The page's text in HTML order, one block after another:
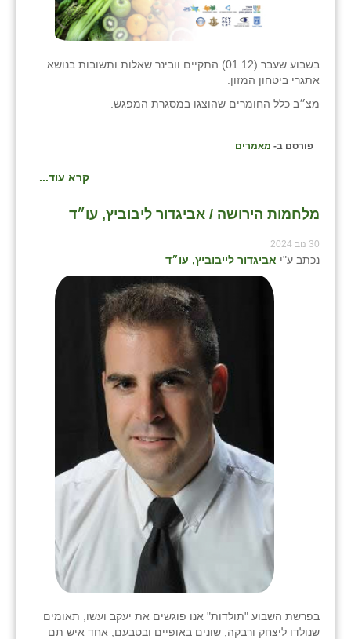
בשבוע שעבר (01.12) התקיים וובינר שאלות ותשובות בנושא
אתגרי ביטחון המזון.
מצ״ב כלל החומרים שהוצגו במסגרת המפגש.
פורסם ב- מאמרים
קרא עוד...
מלחמות הירושה / אביגדור ליבוביץ, עו״ד
30 נוב 2024
נכתב ע"י אביגדור לייבוביץ, עו״ד
בפרשת השבוע "תולדות" אנו פוגשים את יעקב ועשו, תאומים
שנולדו ליצחק ורבקה, שונים באופיים ובטבעם, אחד איש תם